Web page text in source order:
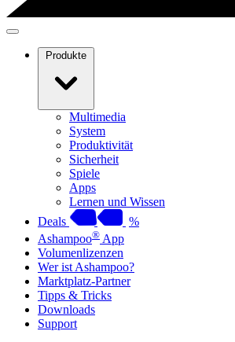
Produkte
Multimedia
System
Produktivität
Sicherheit
Spiele
Apps
Lernen und Wissen
Deals
%
Ashampoo® App
Volumenlizenzen
Wer ist Ashampoo?
Marktplatz-Partner
Tipps & Tricks
Downloads
Support